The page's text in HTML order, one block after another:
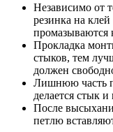
Независимо от
резинка на
промазываются
Прокладка
стыков, тем
должен
Лишнюю часть
делается стык
После
петлю